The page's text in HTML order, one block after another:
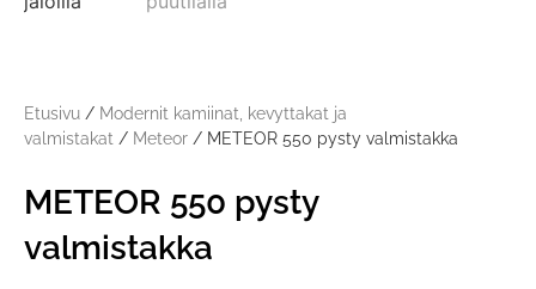
Etusivu / Modernit kamiinat, kevyttakat ja
valmistakat / Meteor / METEOR 550 pysty valmistakka
METEOR 550 pysty
valmistakka